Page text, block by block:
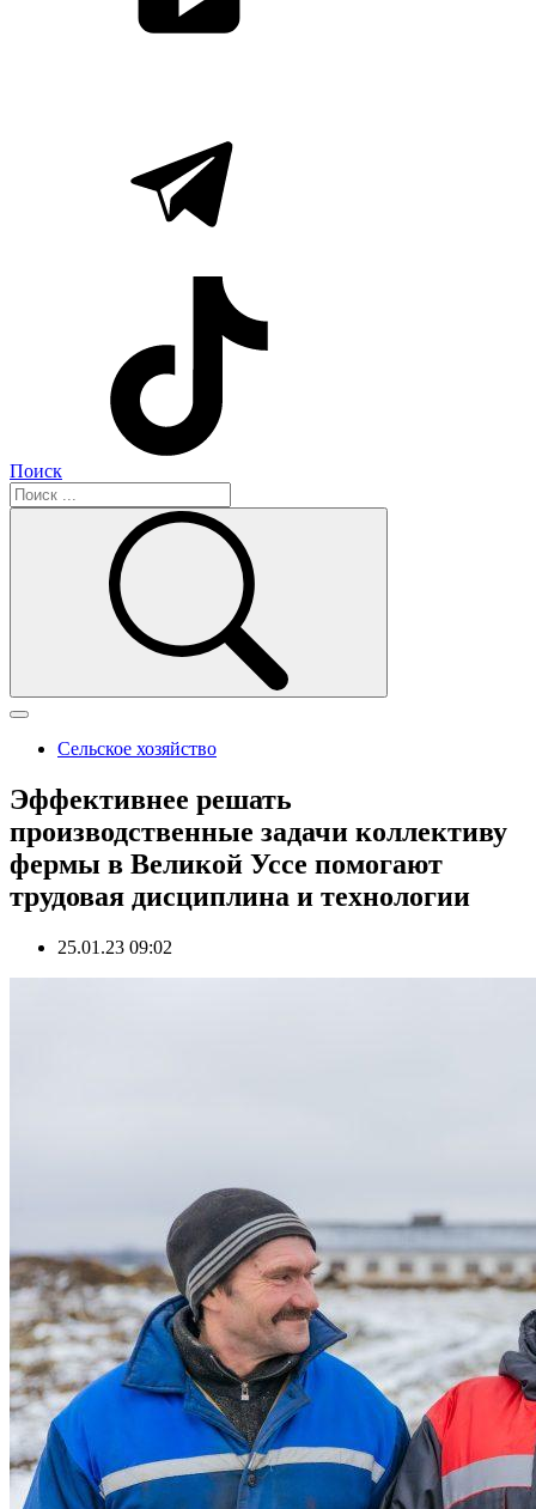
Поиск
Сельское хозяйство
Эффективнее решать
производственные задачи коллективу
фермы в Великой Уссе помогают
трудовая дисциплина и технологии
25.01.23 09:02